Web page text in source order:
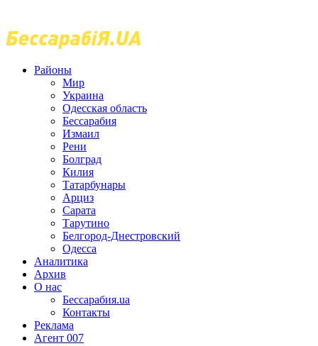
Районы
Мир
Украина
Одесская область
Бессарабия
Измаил
Рени
Болград
Килия
Татарбунары
Арциз
Сарата
Тарутино
Белгород-Днестровский
Одесса
Аналитика
Архив
О нас
Бессарабия.ua
Контакты
Реклама
Агент 007